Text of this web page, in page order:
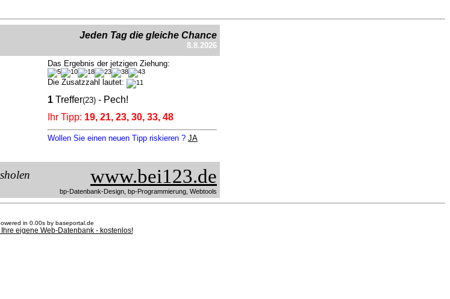
Jeden Tag die gleiche Chance
8.8.2026
Das Ergebnis der jetzigen Ziehung:
Die Zusatzzahl lautet:
1 Treffer(23) - Pech!
Ihr Tipp: 19, 21, 23, 30, 33, 48
Wollen Sie einen neuen Tipp riskieren ? JA
www.bei123.de
bp-Datenbank-Design, bp-Programmierung, Webtools
in 0.00s by baseportal.de
eigene Web-Datenbank - kostenlos!